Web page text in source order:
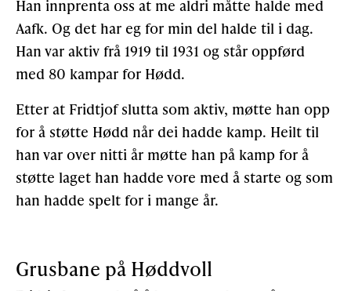
Han innprenta oss at me aldri måtte halde med
Aafk. Og det har eg for min del halde til i dag.
Han var aktiv frå 1919 til 1931 og står oppførd
med 80 kampar for Hødd.
Etter at Fridtjof slutta som aktiv, møtte han opp
for å støtte Hødd når dei hadde kamp. Heilt til
han var over nitti år møtte han på kamp for å
støtte laget han hadde vore med å starte og som
han hadde spelt for i mange år.
Grusbane på Høddvoll